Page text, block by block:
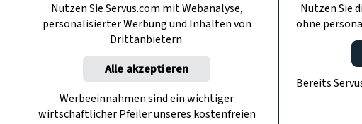
Nutzen Sie Servus.com mit Webanalyse,
personalisierter Werbung und Inhalten von
Drittanbietern.
Alle akzeptieren
Werbeeinnahmen sind ein wichtiger
wirtschaftlicher Pfeiler unseres kostenfreien
Nutzen Sie
ohne
Bereits